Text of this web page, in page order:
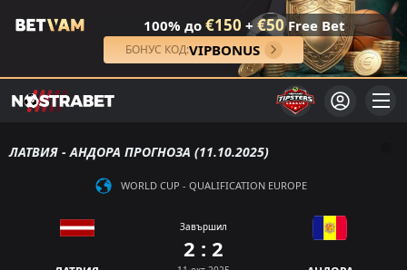
100% до €150 + €50Free Bet
БОНУС КОД:VIPBONUS
ЛАТВИЯ - АНДОРА ПРОГНОЗА (11.10.2025)
WORLD CUP - QUALIFICATION EUROPE
Завършил
2 : 2